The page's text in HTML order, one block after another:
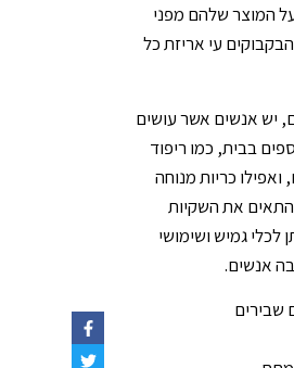
על המוצר שלהם מפני
עי אריזת כל
יש אנשים אשר עושים
בבית, כמו ריפוד
ואפילו כריות מנוחה
את השקיות
לכלי גמיש ושימושי
אנשים.
שבירים